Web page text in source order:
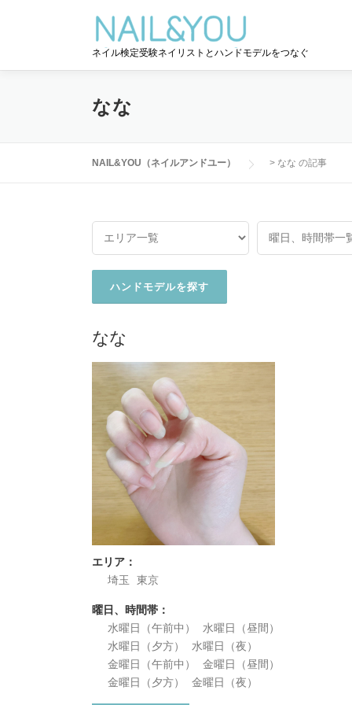
ネイル検定受験ネイリストとハンドモデルをつなぐ
なな
NAIL&YOU（ネイルアンドユー） > なな の記事
なな
エリア：
埼玉
東京
曜日、時間帯：
水曜日（午前中）
水曜日（昼間）
水曜日（夕方）
水曜日（夜）
金曜日（午前中）
金曜日（昼間）
金曜日（夕方）
金曜日（夜）